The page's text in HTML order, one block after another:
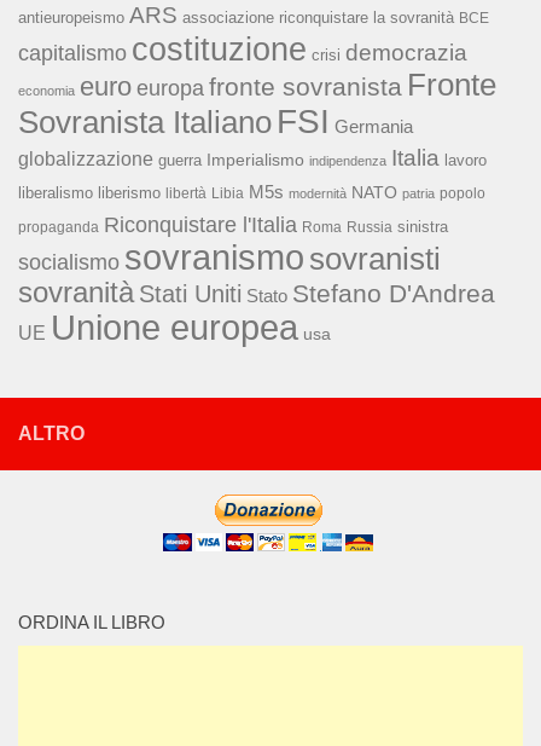
antieuropeismo ARS associazione riconquistare la sovranità BCE
capitalismo costituzione crisi democrazia
economia euro europa fronte sovranista Fronte
Sovranista Italiano FSI Germania
globalizzazione guerra Imperialismo indipendenza Italia lavoro
liberalismo liberismo libertà Libia M5s modernità NATO patria popolo
propaganda Riconquistare l'Italia Roma Russia sinistra
socialismo sovranismo sovranisti
sovranità Stati Uniti Stato Stefano D'Andrea
UE Unione europea usa
ALTRO
ORDINA IL LIBRO